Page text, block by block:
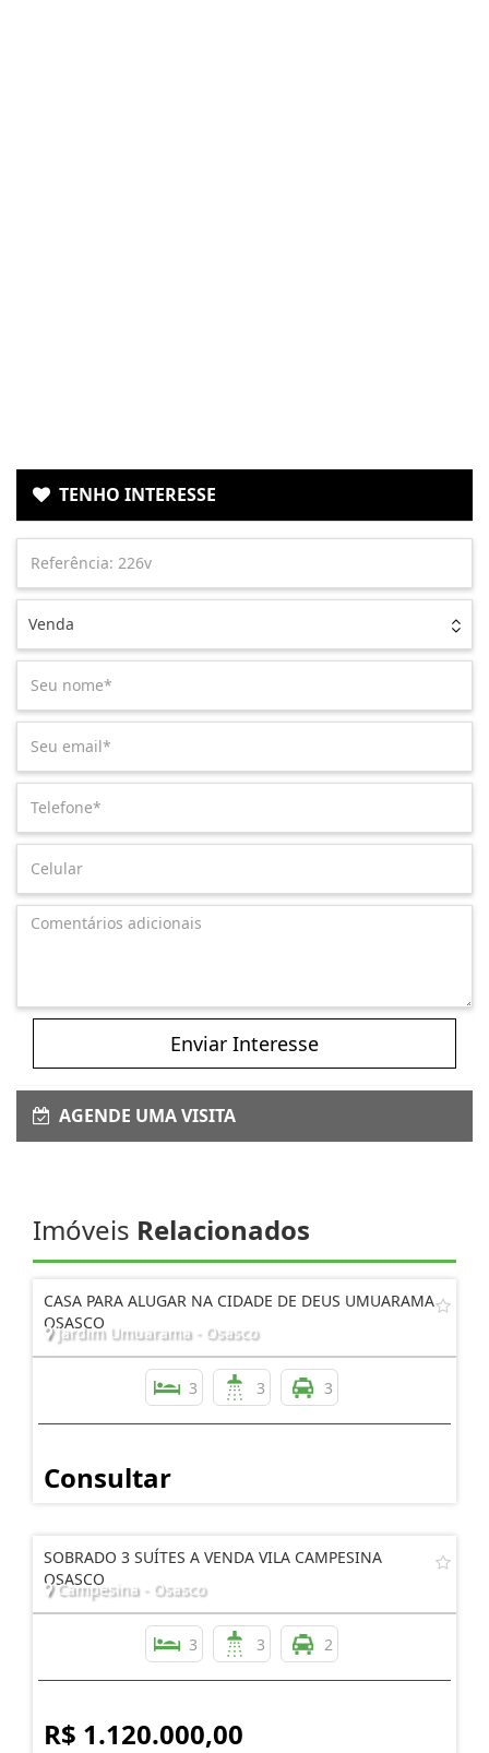
TENHO INTERESSE
Venda
Enviar Interesse
AGENDE UMA VISITA
Imóveis Relacionados
CASA PARA ALUGAR NA CIDADE DE DEUS UMUARAMA
OSASCO
Jardim Umuarama - Osasco
3 3 3
Consultar
SOBRADO 3 SUÍTES A VENDA VILA CAMPESINA
OSASCO
Campesina - Osasco
3 3 2
R$ 1.120.000,00